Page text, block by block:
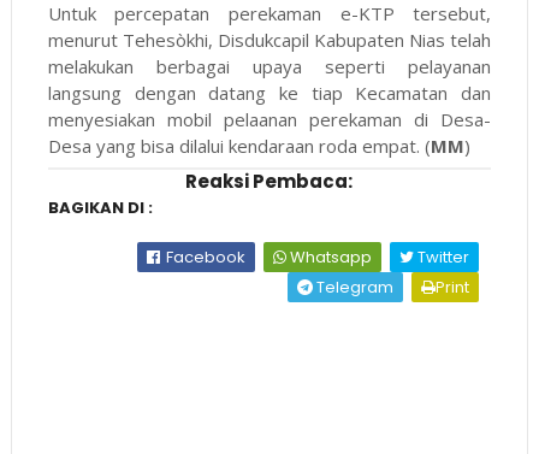
Untuk percepatan perekaman e-KTP tersebut,
menurut Tehesòkhi, Disdukcapil Kabupaten Nias telah
melakukan berbagai upaya seperti pelayanan
langsung dengan datang ke tiap Kecamatan dan
menyesiakan mobil pelaanan perekaman di Desa-
Desa yang bisa dilalui kendaraan roda empat. (MM)
Reaksi Pembaca:
BAGIKAN DI :
Facebook Whatsapp
Twitter
Telegram
Print